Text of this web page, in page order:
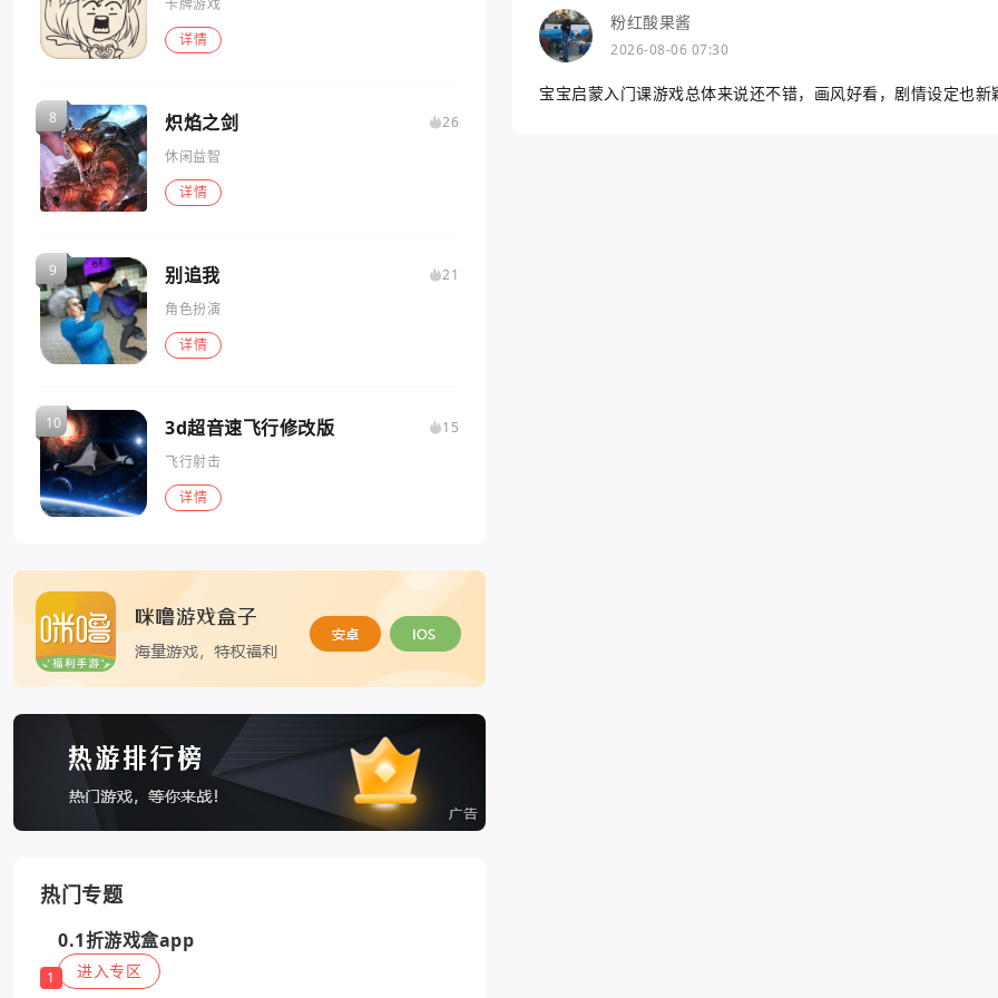
卡牌游戏
详情
炽焰之剑
26
休闲益智
详情
别追我
21
角色扮演
详情
3d超音速飞行修改版
15
飞行射击
详情
热门专题
1
0.1折游戏盒app
进入专区
粉红酸果酱
2026-08-06 07:30
宝宝启蒙入门课游戏总体来说还不错，画风好看，剧情设定也新